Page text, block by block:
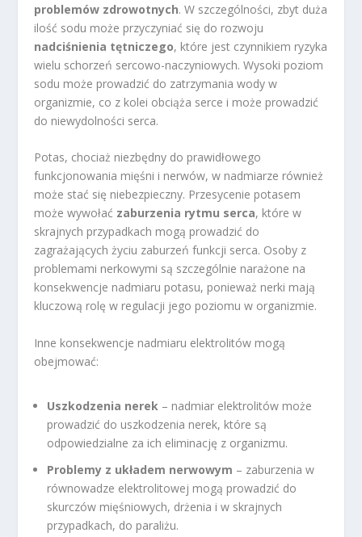
problemów zdrowotnych. W szczególności, zbyt duża
ilość sodu może przyczyniać się do rozwoju
nadciśnienia tętniczego, które jest czynnikiem ryzyka
wielu schorzeń sercowo-naczyniowych. Wysoki poziom
sodu może prowadzić do zatrzymania wody w
organizmie, co z kolei obciąża serce i może prowadzić
do niewydolności serca.
Potas, chociaż niezbędny do prawidłowego
funkcjonowania mięśni i nerwów, w nadmiarze również
może stać się niebezpieczny. Przesycenie potasem
może wywołać zaburzenia rytmu serca, które w
skrajnych przypadkach mogą prowadzić do
zagrażających życiu zaburzeń funkcji serca. Osoby z
problemami nerkowymi są szczególnie narażone na
konsekwencje nadmiaru potasu, ponieważ nerki mają
kluczową rolę w regulacji jego poziomu w organizmie.
Inne konsekwencje nadmiaru elektrolitów mogą
obejmować:
Uszkodzenia nerek – nadmiar elektrolitów może
prowadzić do uszkodzenia nerek, które są
odpowiedzialne za ich eliminację z organizmu.
Problemy z układem nerwowym – zaburzenia w
równowadze elektrolitowej mogą prowadzić do
skurczów mięśniowych, drżenia i w skrajnych
przypadkach, do paraliżu.